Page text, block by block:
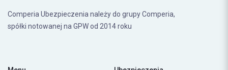
Comperia Ubezpieczenia należy do grupy Comperia,
spółki notowanej na GPW od 2014 roku